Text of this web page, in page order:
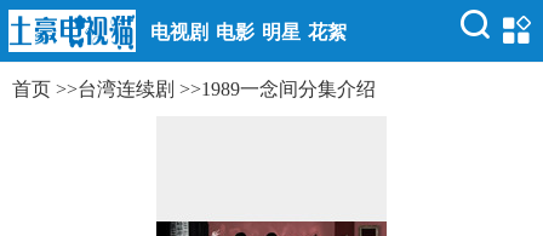
电视剧 电影 明星 花絮
首页 >>台湾连续剧 >>1989一念间分集介绍